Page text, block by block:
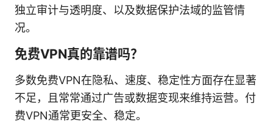
独立审计与透明度、以及数据保护法域的监管情
况。
免费VPN真的靠谱吗？
多数免费VPN在隐私、速度、稳定性方面存在显著
不足，且常常通过广告或数据变现来维持运营。付
费VPN通常更安全、稳定。